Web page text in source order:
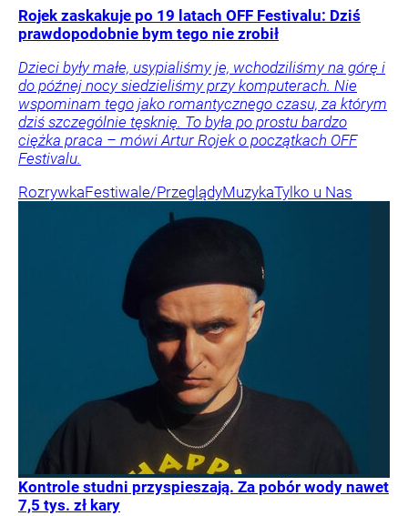
Rojek zaskakuje po 19 latach OFF Festivalu: Dziś
prawdopodobnie bym tego nie zrobił
Dzieci były małe, usypialiśmy je, wchodziliśmy na górę i
do późnej nocy siedzieliśmy przy komputerach. Nie
wspominam tego jako romantycznego czasu, za którym
dziś szczególnie tęsknię. To była po prostu bardzo
ciężka praca – mówi Artur Rojek o początkach OFF
Festivalu.
RozrywkaFestiwale/PrzeglądyMuzykaTylko u Nas
Kontrole studni przyspieszają. Za pobór wody nawet
7,5 tys. zł kary